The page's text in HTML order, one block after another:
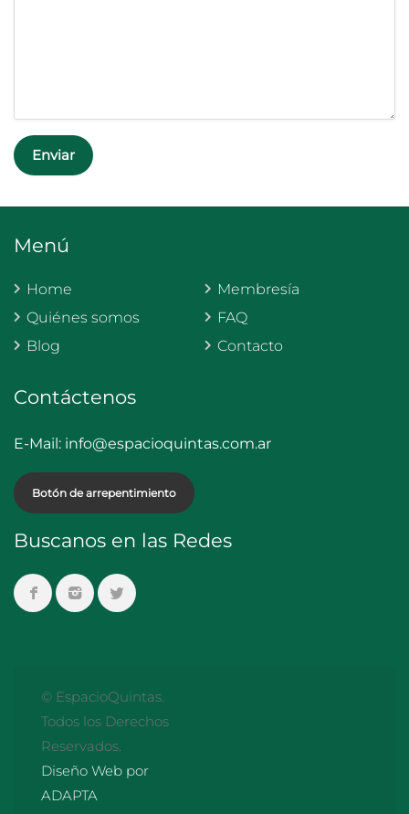
Menú
Home
Quiénes somos
Blog
Membresía
FAQ
Contacto
Contáctenos
E-Mail: info@espacioquintas.com.ar
Botón de arrepentimiento
Buscanos en las Redes
© EspacioQuintas.
Todos los Derechos
Reservados.
Diseño Web por
ADAPTA